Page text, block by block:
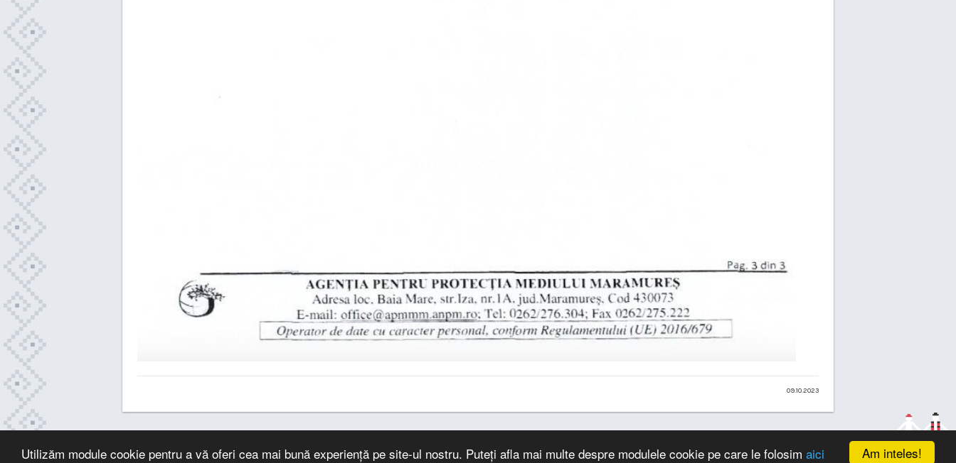
Am inteles!
Utilizăm module cookie pentru a vă oferi cea mai bună experiență pe site-ul nostru. Puteți afla mai multe despre modulele cookie pe care le folosim aici
09.10.2023